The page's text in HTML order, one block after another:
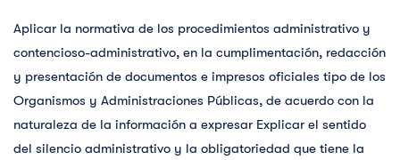
Aplicar la normativa de los procedimientos administrativo y
contencioso-administrativo, en la cumplimentación, redacción
y presentación de documentos e impresos oficiales tipo de los
Organismos y Administraciones Públicas, de acuerdo con la
naturaleza de la información a expresar Explicar el sentido
del silencio administrativo y la obligatoriedad que tiene la